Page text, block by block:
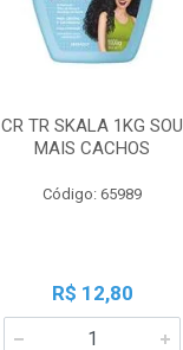
CR TR SKALA 1KG SOU
MAIS CACHOS
Código: 65989
R$ 12,80